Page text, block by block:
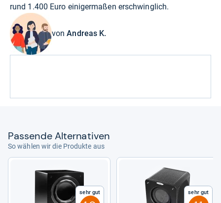
rund 1.400 Euro einigermaßen erschwinglich.
vonAndreas K.
Pas­sende Alter­na­ti­ven
So wählen wir die Produkte aus
Sehr gut Sehr gut